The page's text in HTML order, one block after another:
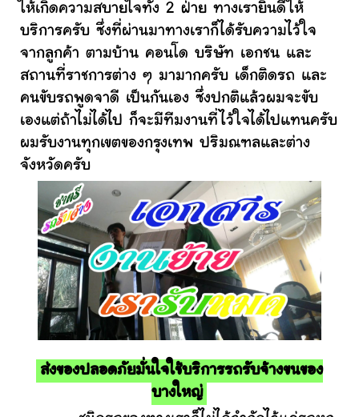
ให้เกิดความสบายใจทั้ง 2 ฝ่าย ทางเรายินดีให้
บริการครับ ซึ่งที่ผ่านมาทางเราก็ได้รับความไว้ใจ
จากลูกค้า ตามบ้าน คอนโด บริษัท เอกชน และ
สถานที่ราชการต่าง ๆ มามากครับ เด็กติดรถ และ
คนขับรถพูดจาดี เป็นกันเอง ซึ่งปกติแล้วผมจะขับ
เองแต่ถ้าไม่ได้ไป ก็จะมีทีมงานที่ไว้ใจได้ไปแทนครับ
ผมรับงานทุกเขตของกรุงเทพ ปริมณฑลและต่าง
จังหวัดครับ
ส่งของปลอดภัยมั่นใจใช้บริการรถรับจ้างขนของ
บางใหญ่